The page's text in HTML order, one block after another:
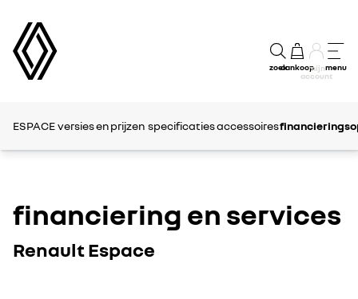
zoekaankoopmijn
account
menu
ESPACEversies en prijzen specificatiesaccessoires
financiering en services
Renault Espace